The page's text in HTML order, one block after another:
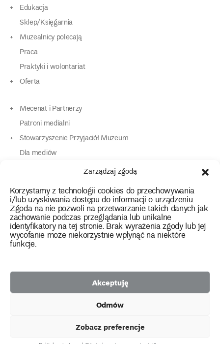
Zarządzaj zgodą
Korzystamy z technologii cookies do przechowywania
i/lub uzyskiwania dostępu do informacji o urządzeniu.
Zgoda na nie pozwoli na przetwarzanie takich danych jak
zachowanie podczas przeglądania lub unikalne
identyfikatory na tej stronie. Brak wyrażenia zgody lub jej
wycofanie może niekorzystnie wpłynąć na niektóre
funkcje.
Akceptuję
Odmów
Zobacz preferencje
Edukacja
Sklep/Księgarnia
Muzealnicy polecają
Praca
Praktyki i wolontariat
Oferta
Mecenat i Partnerzy
Patroni medialni
Stowarzyszenie Przyjaciół Muzeum
Dla mediów
Dla osób o specjalnych potrzebach
Kontakt
instagram
twitterfacebookyoutube
tiktok
2026 Copyright by Muzeum Narodowe we Wrocławiu
Polityka prywatności
Etnograficznego
Facebook
Racławickiej
facebook
Przyjaciół